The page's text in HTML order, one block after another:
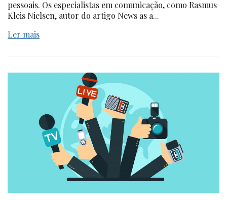
pessoais. Os especialistas em comunicação, como Rasmus
Kleis Nielsen, autor do artigo News as a...
Ler mais